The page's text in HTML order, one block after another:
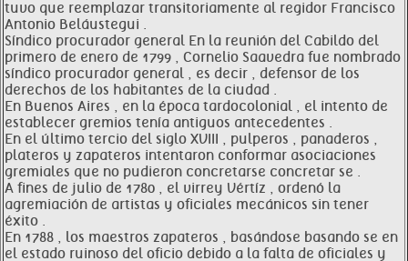
tuvo que reemplazar transitoriamente al regidor Francisco
Antonio Beláustegui .
Síndico procurador general En la reunión del Cabildo del
primero de enero de 1799 , Cornelio Saavedra fue nombrado
síndico procurador general , es decir , defensor de los
derechos de los habitantes de la ciudad .
En Buenos Aires , en la época tardocolonial , el intento de
establecer gremios tenía antiguos antecedentes .
En el último tercio del siglo XVIII , pulperos , panaderos ,
plateros y zapateros intentaron conformar asociaciones
gremiales que no pudieron concretarse concretar se .
A fines de julio de 1780 , el virrey Vértíz , ordenó la
agremiación de artistas y oficiales mecánicos sin tener
éxito .
En 1788 , los maestros zapateros , basándose basando se en
el estado ruinoso del oficio debido a la falta de oficiales y